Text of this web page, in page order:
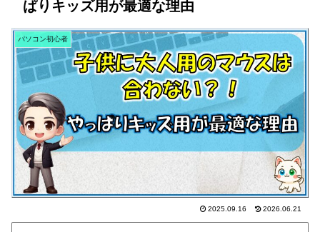
ぱりキッズ用が最適な理由
パソコン初心者
2025.09.16 2026.06.21